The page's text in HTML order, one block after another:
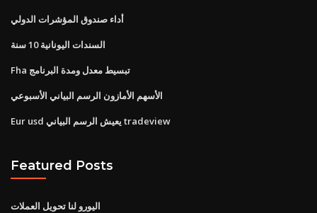
أداء صندوق المؤشرات الدولي
السندات اليونانية 10 سنة
Fha تبسيط معدل ومدة البرنامج
الأسهم الأمازون الرسم البياني الأسبوعي
Eur usd يعيش الرسم البياني tradeview
Featured Posts
اليورو لنا تحويل العملات